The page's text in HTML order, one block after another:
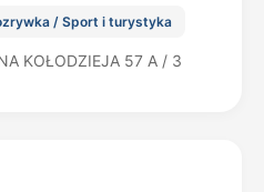
/ Sport i turystyka
KOŁODZIEJA 57 A / 3